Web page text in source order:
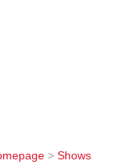
>Shows